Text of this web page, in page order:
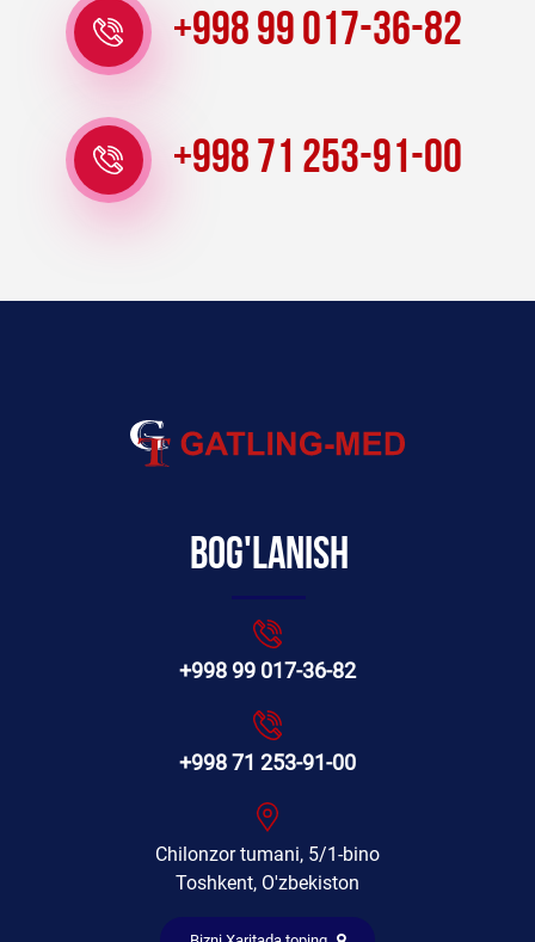
+998 99 017-36-82
+998 71 253-91-00
Bog'lanish
+998 99 017-36-82
+998 71 253-91-00
Chilonzor tumani, 5/1-bino
Toshkent, O'zbekiston